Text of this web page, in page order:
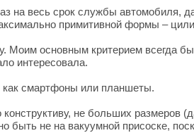
на весь срок службы автомобиля,
примитивной формы –
основным критерием
интересовала.
как смартфоны или планшеты.
не больших размеров
не на вакуумной присоске,